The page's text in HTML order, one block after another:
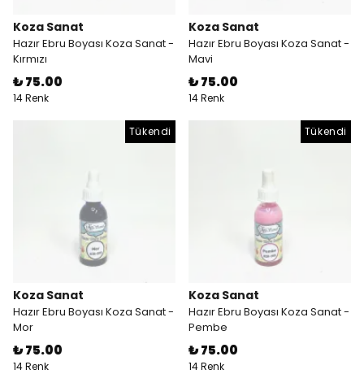
Koza Sanat
Hazır Ebru Boyası Koza Sanat -
Kırmızı
₺ 75.00
14 Renk
Koza Sanat
Hazır Ebru Boyası Koza Sanat -
Mavi
₺ 75.00
14 Renk
Tükendi
Koza Sanat
Hazır Ebru Boyası Koza Sanat -
Mor
₺ 75.00
14 Renk
Tükendi
Koza Sanat
Hazır Ebru Boyası Koza Sanat -
Pembe
₺ 75.00
14 Renk